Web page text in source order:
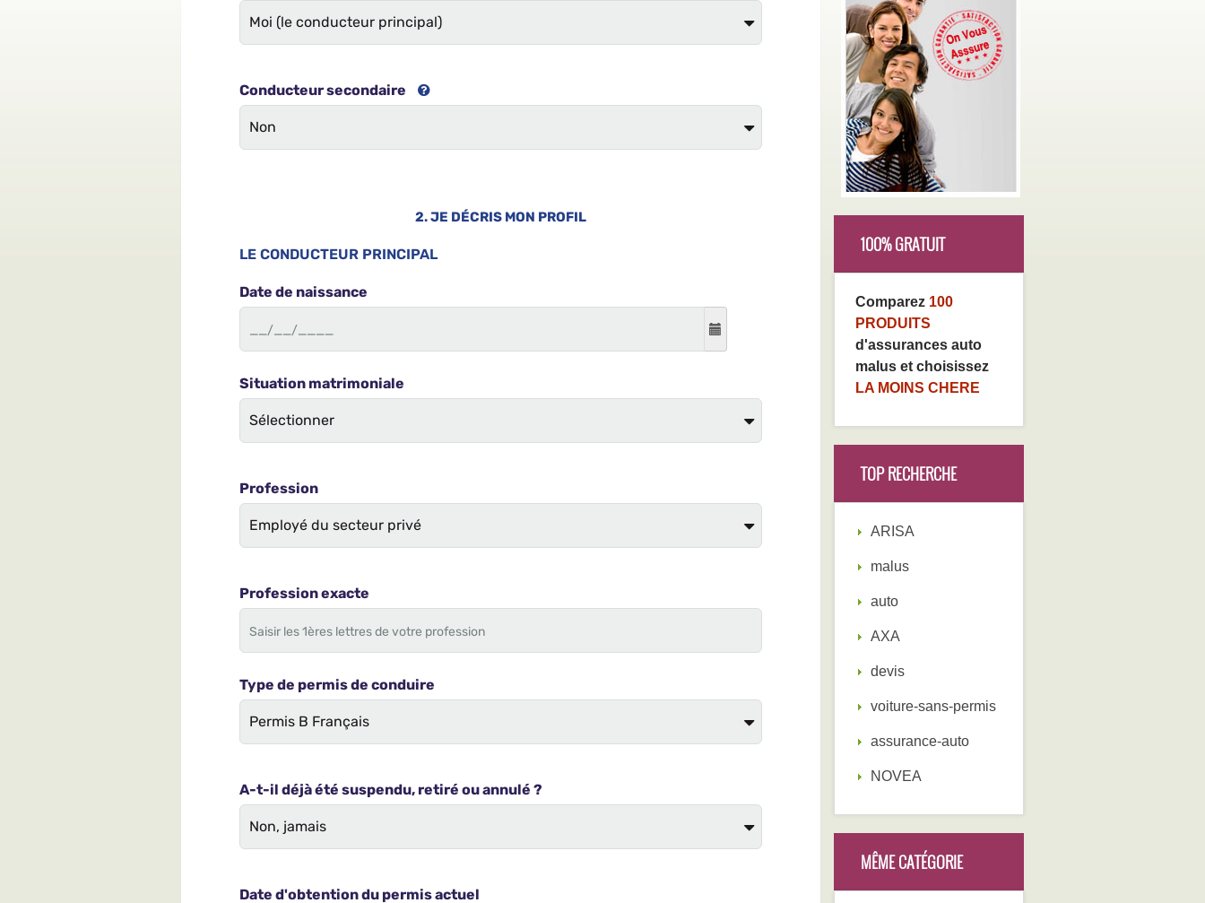
100% GRATUIT
Comparez 100
PRODUITS
d'assurances auto
malus et choisissez
LA MOINS CHERE
TOP RECHERCHE
ARISA
malus
auto
AXA
devis
voiture-sans-permis
assurance-auto
NOVEA
MÊME CATÉGORIE